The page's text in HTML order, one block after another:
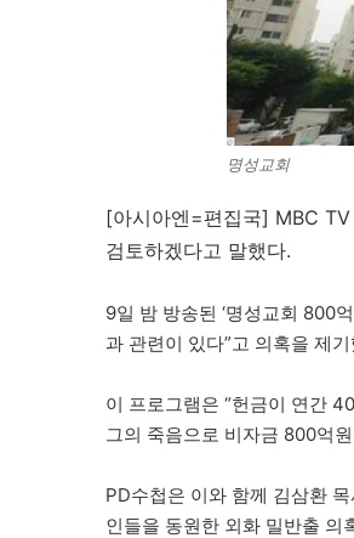
명성교회
[아시아엔=편집국] MBC TV
검토하겠다고 말했다.
9일 밤 방송된 ‘명성교회 800
과 관련이 있다”고 의혹을 제
이 프로그램은 “헌금이 연간
그의 죽음으로 비자금 800억
PD수첩은 이와 함께 김삼환
인들을 동원한 외화 밀반출 의